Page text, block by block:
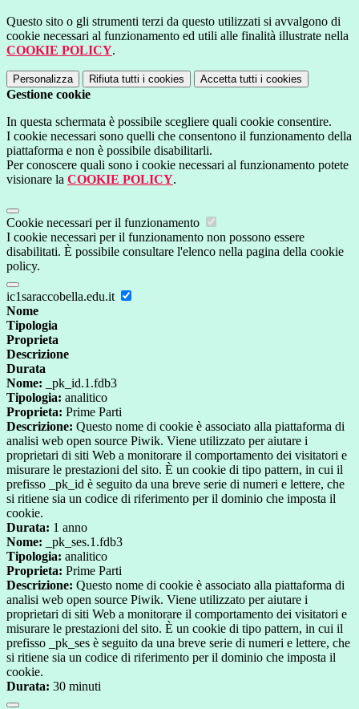
Questo sito o gli strumenti terzi da questo utilizzati si avvalgono di
cookie necessari al funzionamento ed utili alle finalità illustrate nella
COOKIE POLICY.
Personalizza Rifiuta tutti i cookies Accetta tutti i cookies
Gestione cookie
In questa schermata è possibile scegliere quali cookie consentire.
I cookie necessari sono quelli che consentono il funzionamento della
piattaforma e non è possibile disabilitarli.
Per conoscere quali sono i cookie necessari al funzionamento potete
visionare la COOKIE POLICY.
Cookie necessari per il funzionamento
I cookie necessari per il funzionamento non possono essere
disabilitati. È possibile consultare l'elenco nella pagina della cookie
policy.
ic1saraccobella.edu.it
Nome
Tipologia
Proprieta
Descrizione
Durata
Nome: _pk_id.1.fdb3
Tipologia: analitico
Proprieta: Prime Parti
Descrizione: Questo nome di cookie è associato alla piattaforma di
analisi web open source Piwik. Viene utilizzato per aiutare i
proprietari di siti Web a monitorare il comportamento dei visitatori e
misurare le prestazioni del sito. È un cookie di tipo pattern, in cui il
prefisso _pk_id è seguito da una breve serie di numeri e lettere, che
si ritiene sia un codice di riferimento per il dominio che imposta il
cookie.
Durata: 1 anno
Nome: _pk_ses.1.fdb3
Tipologia: analitico
Proprieta: Prime Parti
Descrizione: Questo nome di cookie è associato alla piattaforma di
analisi web open source Piwik. Viene utilizzato per aiutare i
proprietari di siti Web a monitorare il comportamento dei visitatori e
misurare le prestazioni del sito. È un cookie di tipo pattern, in cui il
prefisso _pk_ses è seguito da una breve serie di numeri e lettere, che
si ritiene sia un codice di riferimento per il dominio che imposta il
cookie.
Durata: 30 minuti